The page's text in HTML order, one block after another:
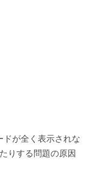
ドが全く表示されな
りする問題の原因